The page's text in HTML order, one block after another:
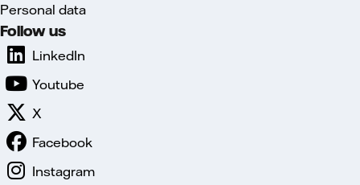
Personal data
Follow us
LinkedIn
Youtube
X
Facebook
Instagram